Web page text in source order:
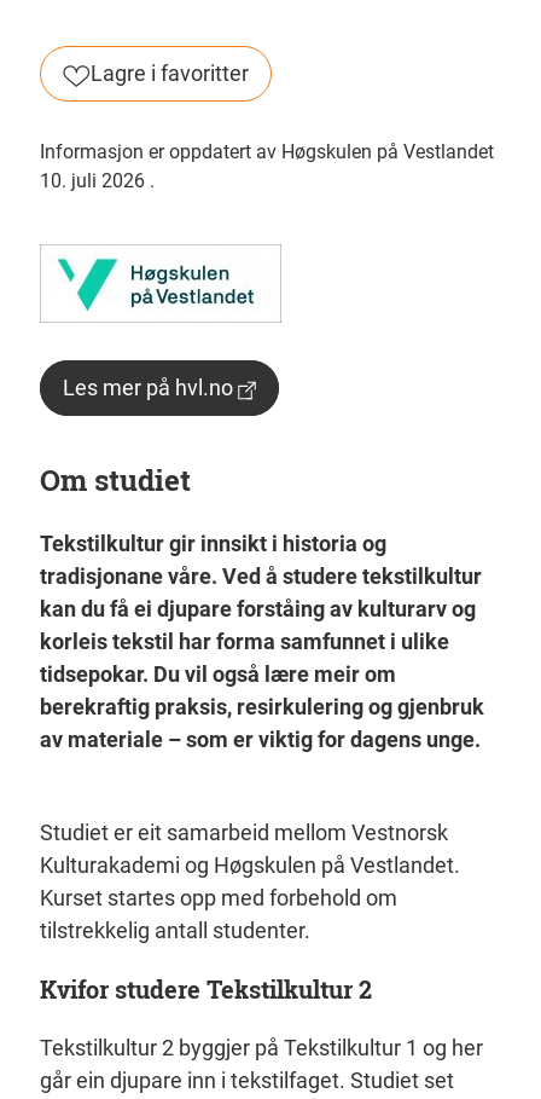
Lagre i favoritter
Informasjon er oppdatert av Høgskulen på Vestlandet
10. juli 2026 .
Les mer på hvl.no
Om studiet
Tekstilkultur gir innsikt i historia og
tradisjonane våre. Ved å studere tekstilkultur
kan du få ei djupare forståing av kulturarv og
korleis tekstil har forma samfunnet i ulike
tidsepokar. Du vil også lære meir om
berekraftig praksis, resirkulering og gjenbruk
av materiale – som er viktig for dagens unge.
Studiet er eit samarbeid mellom Vestnorsk
Kulturakademi og Høgskulen på Vestlandet.
Kurset startes opp med forbehold om
tilstrekkelig antall studenter.
Kvifor studere Tekstilkultur 2
Tekstilkultur 2 byggjer på Tekstilkultur 1 og her
går ein djupare inn i tekstilfaget. Studiet set